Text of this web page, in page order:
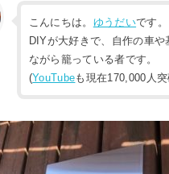
こんにちは。 ゆうだいです。
DIYが大好きで、自作の車や
ながら籠っている者です。
(YouTubeも現在170,000人突